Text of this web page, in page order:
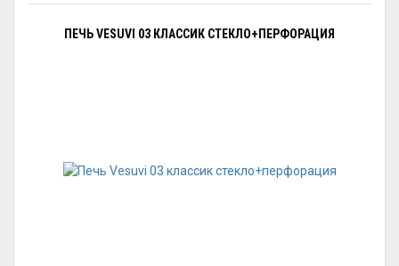
ПЕЧЬ VESUVI 03 КЛАССИК СТЕКЛО+ПЕРФОРАЦИЯ